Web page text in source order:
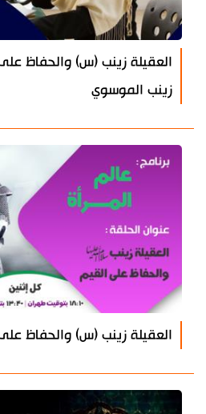
العقيلة زينب (س) والحفاظ
زينب الموسوي
العقيلة زينب (س) والحفاظ